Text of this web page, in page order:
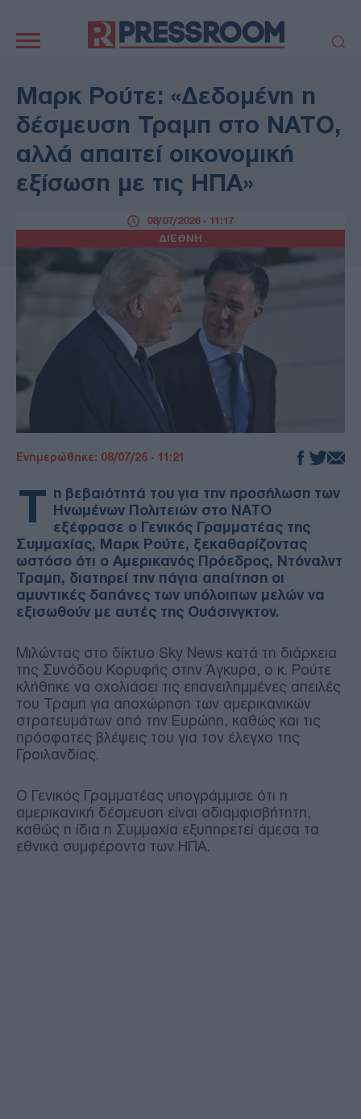
πλοήγηση
ΠΟΛΙΤΙΚΗ
ΤΟΥΡΚΙΑ
ΟΙΚΟΝΟΜΙΑ
ΕΚΚΛΗΣΙΑ
ΑΜΥΝΑ
ΔΙΕΘΝΗ
ΚΥΠΡΟΣ
MEDIA
LIFESTYLE
AUTO - MOTO
ΓΑΣΤΡΟΝΟΜΙΑ
ΤΕΧΝΟΛΟΓΙΑ
ΖΩΔΙΑ
Μαρκ Ρούτε: «Δεδομένη η
δέσμευση Τραμπ στο ΝΑΤΟ,
αλλά απαιτεί οικονομική
εξίσωση με τις ΗΠΑ»
ΔΙΕΘΝΗ
08/07/2026 - 11:17
Ενημερώθηκε: 08/07/26 - 11:21
Τ η βεβαιότητά του για την προσήλωση των
Ηνωμένων Πολιτειών στο ΝΑΤΟ
εξέφρασε ο Γενικός Γραμματέας της
Συμμαχίας, Μαρκ Ρούτε, ξεκαθαρίζοντας
ωστόσο ότι ο Αμερικανός Πρόεδρος, Ντόναλντ
Τραμπ, διατηρεί την πάγια απαίτηση οι
αμυντικές δαπάνες των υπόλοιπων μελών να
εξισωθούν με αυτές της Ουάσινγκτον.
Μιλώντας στο δίκτυο Sky News κατά τη διάρκεια
της Συνόδου Κορυφής στην Άγκυρα, ο κ. Ρούτε
κλήθηκε να σχολιάσει τις επανειλημμένες απειλές
του Τραμπ για αποχώρηση των αμερικανικών
στρατευμάτων από την Ευρώπη, καθώς και τις
πρόσφατες βλέψεις του για τον έλεγχο της
Γροιλανδίας.
Ο Γενικός Γραμματέας υπογράμμισε ότι η
αμερικανική δέσμευση είναι αδιαμφισβήτητη,
καθώς η ίδια η Συμμαχία εξυπηρετεί άμεσα τα
εθνικά συμφέροντα των ΗΠΑ.